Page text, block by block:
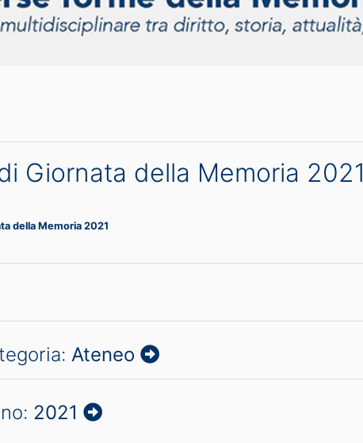
Giornata della Memoria 2021
della Memoria 2021
Ateneo
2021